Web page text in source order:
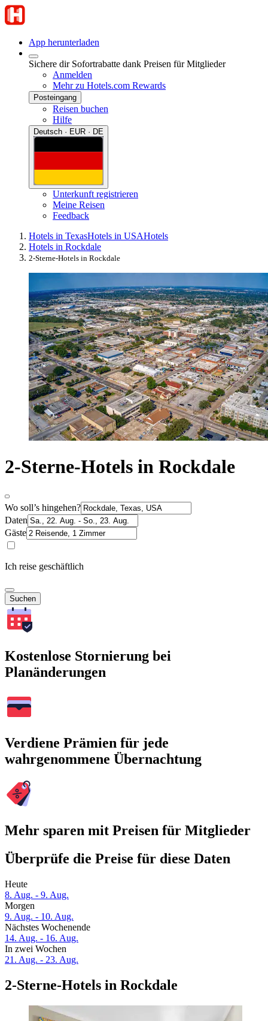
App herunterladen
Sichere dir Sofortrabatte dank Preisen für Mitglieder
Anmelden
Mehr zu Hotels.com Rewards
Posteingang
Reisen buchen
Hilfe
Deutsch · EUR · DE
Unterkunft registrieren
Meine Reisen
Feedback
Hotels in TexasHotels in USAHotels
Hotels in Rockdale
2-Sterne-Hotels in Rockdale
2-Sterne-Hotels in Rockdale
Wo soll’s hingehen?
Daten
Gäste
Ich reise geschäftlich
Suchen
Kostenlose Stornierung bei
Planänderungen
Verdiene Prämien für jede
wahrgenommene Übernachtung
Mehr sparen mit Preisen für Mitglieder
Überprüfe die Preise für diese Daten
Heute
8. Aug. - 9. Aug.
Morgen
9. Aug. - 10. Aug.
Nächstes Wochenende
14. Aug. - 16. Aug.
In zwei Wochen
21. Aug. - 23. Aug.
2-Sterne-Hotels in Rockdale